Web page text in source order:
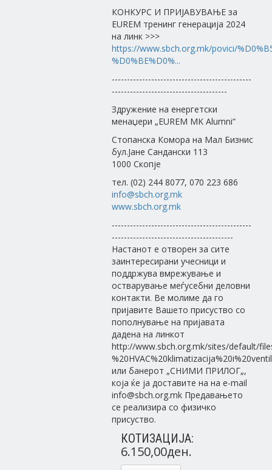
КОНКУРС И ПРИЈАВУВАЊЕ за
EUREM тренинг генерација 2024
на линк >>>
https://www.sbch.org.mk/povici/
%D0%BE%D0%...
----------------------------------------------
--------------------------------------
Здружение на енергетски
менаџери „EUREM MK Alumni“
Стопанска Комора на Мал Бизнис
бул.Јане Сандански 113
1000 Скопје
тел. (02) 244 8077, 070 223 686
info@sbch.org.mk
www.sbch.org.mk
----------------------------------------------
----------------------------------------
Настанот е отворен за сите
заинтересирани учесници и
поддржува вмрежување и
остварување меѓусебни деловни
контакти. Ве молиме да го
пријавите Вашето присуство со
пополнување на пријавата
дадена на линкот
http://www.sbch.org.mk/sites/default/
или банерот „СНИМИ ПРИЛОГ„,
која ќе ја доставите на на e-mail
info@sbch.org.mk Предавањето
се реализира со физичко
присуство.
КОТИЗАЦИЈА:
6.150,00ден.